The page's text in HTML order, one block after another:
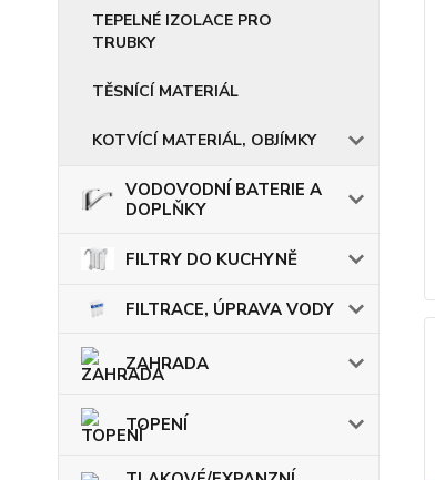
TEPELNÉ IZOLACE PRO
TRUBKY
TĚSNÍCÍ MATERIÁL
KOTVÍCÍ MATERIÁL, OBJÍMKY
VODOVODNÍ BATERIE A
DOPLŇKY
FILTRY DO KUCHYNĚ
FILTRACE, ÚPRAVA VODY
ZAHRADA
TOPENÍ